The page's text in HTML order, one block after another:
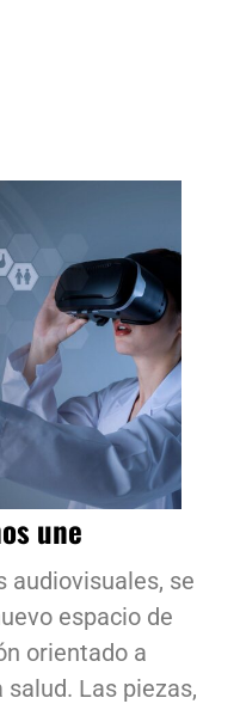
une
audiovisuales, se
espacio de
orientado a
Las piezas,